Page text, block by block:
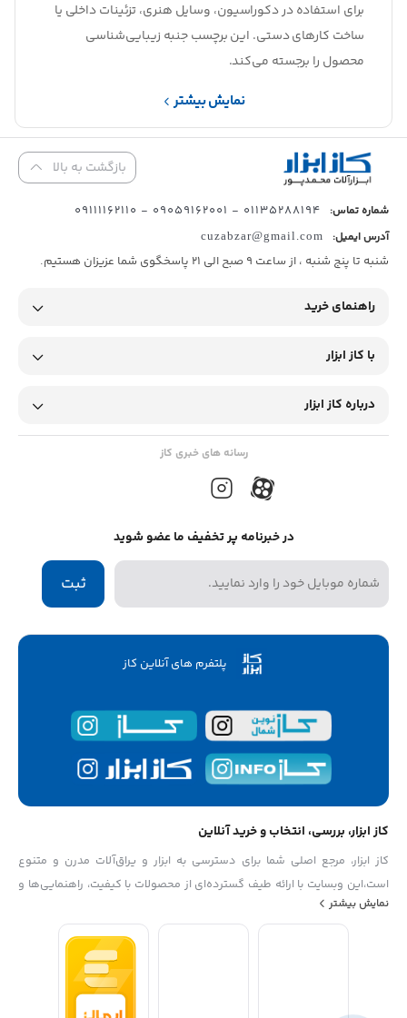
برای استفاده در دکوراسیون، وسایل هنری، تزئینات داخلی یا
ساخت کارهای دستی. این برچسب جنبه زیبایی‌شناسی
محصول را برجسته می‌کند.
نمایش بیشتر
بازگشت به بالا
شماره تماس: 01135288194 - 09059162001 - 09111162110
آدرس ایمیل: cuzabzar@gmail.com
شنبه تا پنج شنبه ، از ساعت 9 صبح الی 21 پاسخگوی شما عزیزان هستیم.
راهنمای خرید
با کاز ابزار
درباره کاز ابزار
رسانه های خبری کاز
در خبرنامه پر تخفیف ما عضو شوید
ثبت
پلتفرم های آنلاین کاز
کاز ابزار، بررسی، انتخاب و خرید آنلاین
کاز ابزار، مرجع اصلی شما برای دسترسی به ابزار و یراق‌آلات مدرن و متنوع
است،این وبسایت با ارائه طیف گسترده‌ای از محصولات با کیفیت، راهنمایی‌ها و
اطلاعات مفید، به شما کمک می‌کند تا بهترین انتخاب‌ها را برای پروژه‌های خود
داشته باشید از دستگیره‌های شیک تا ابزارهای حرفه‌ای، کاز ابزار به نیازهای شما
پاسخ می‌دهد،با ما همراه باشید تا تجربه خریدی راحت و مطمئن را داشته باشید
نمایش بیشتر